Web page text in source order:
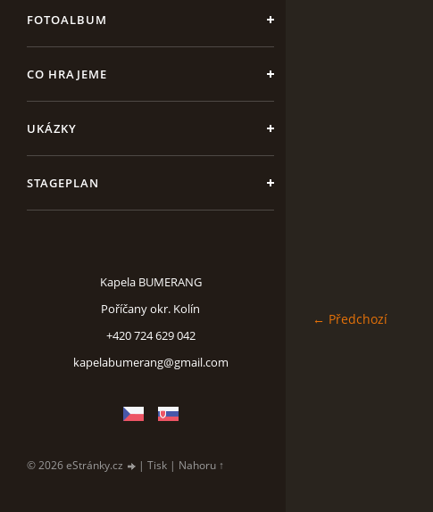
FOTOALBUM
CO HRAJEME
UKÁZKY
STAGEPLAN
Kapela BUMERANG
Poříčany okr. Kolín
+420 724 629 042
kapelabumerang@gmail.com
© 2026 eStránky.cz | Tisk | Nahoru ↑
← Předchozí